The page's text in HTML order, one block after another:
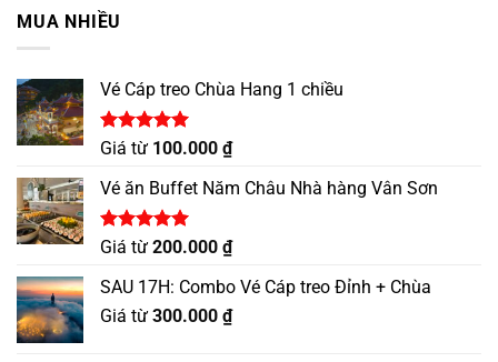
MUA NHIỀU
Vé Cáp treo Chùa Hang 1 chiều
Được xếp
5 sao
Giá từ 100.000 ₫
Vé ăn Buffet Năm Châu Nhà hàng Vân Sơn
Được xếp
5 sao
Giá từ 200.000 ₫
SAU 17H: Combo Vé Cáp treo Đỉnh + Chùa
Giá từ 300.000 ₫